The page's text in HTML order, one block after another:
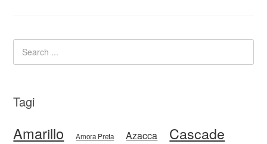
Tagi
Amarillo Amora Preta Azacca Cascade